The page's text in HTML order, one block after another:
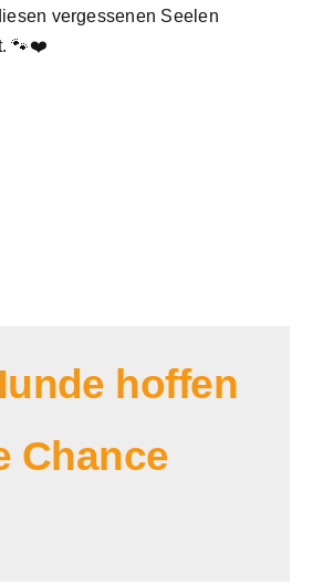
vergessenen Seelen
🐾❤️
hoffen
Chance